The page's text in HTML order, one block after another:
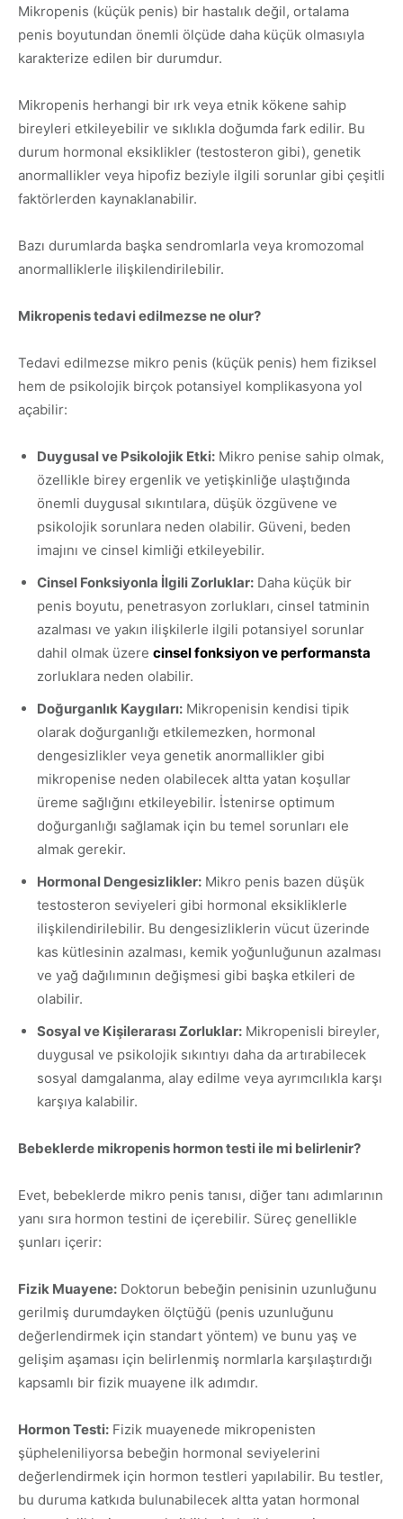
Mikropenis (küçük penis) bir hastalık değil, ortalama
penis boyutundan önemli ölçüde daha küçük olmasıyla
karakterize edilen bir durumdur.
Mikropenis herhangi bir ırk veya etnik kökene sahip
bireyleri etkileyebilir ve sıklıkla doğumda fark edilir. Bu
durum hormonal eksiklikler (testosteron gibi), genetik
anormallikler veya hipofiz beziyle ilgili sorunlar gibi çeşitli
faktörlerden kaynaklanabilir.
Bazı durumlarda başka sendromlarla veya kromozomal
anormalliklerle ilişkilendirilebilir.
Mikropenis tedavi edilmezse ne olur?
Tedavi edilmezse mikro penis (küçük penis) hem fiziksel
hem de psikolojik birçok potansiyel komplikasyona yol
açabilir:
Duygusal ve Psikolojik Etki: Mikro penise sahip olmak,
özellikle birey ergenlik ve yetişkinliğe ulaştığında
önemli duygusal sıkıntılara, düşük özgüvene ve
psikolojik sorunlara neden olabilir. Güveni, beden
imajını ve cinsel kimliği etkileyebilir.
Cinsel Fonksiyonla İlgili Zorluklar: Daha küçük bir
penis boyutu, penetrasyon zorlukları, cinsel tatminin
azalması ve yakın ilişkilerle ilgili potansiyel sorunlar
dahil olmak üzere cinsel fonksiyon ve performansta
zorluklara neden olabilir.
Doğurganlık Kaygıları: Mikropenisin kendisi tipik
olarak doğurganlığı etkilemezken, hormonal
dengesizlikler veya genetik anormallikler gibi
mikropenise neden olabilecek altta yatan koşullar
üreme sağlığını etkileyebilir. İstenirse optimum
doğurganlığı sağlamak için bu temel sorunları ele
almak gerekir.
Hormonal Dengesizlikler: Mikro penis bazen düşük
testosteron seviyeleri gibi hormonal eksikliklerle
ilişkilendirilebilir. Bu dengesizliklerin vücut üzerinde
kas kütlesinin azalması, kemik yoğunluğunun azalması
ve yağ dağılımının değişmesi gibi başka etkileri de
olabilir.
Sosyal ve Kişilerarası Zorluklar: Mikropenisli bireyler,
duygusal ve psikolojik sıkıntıyı daha da artırabilecek
sosyal damgalanma, alay edilme veya ayrımcılıkla karşı
karşıya kalabilir.
Bebeklerde mikropenis hormon testi ile mi belirlenir?
Evet, bebeklerde mikro penis tanısı, diğer tanı adımlarının
yanı sıra hormon testini de içerebilir. Süreç genellikle
şunları içerir:
Fizik Muayene: Doktorun bebeğin penisinin uzunluğunu
gerilmiş durumdayken ölçtüğü (penis uzunluğunu
değerlendirmek için standart yöntem) ve bunu yaş ve
gelişim aşaması için belirlenmiş normlarla karşılaştırdığı
kapsamlı bir fizik muayene ilk adımdır.
Hormon Testi: Fizik muayenede mikropenisten
şüpheleniliyorsa bebeğin hormonal seviyelerini
değerlendirmek için hormon testleri yapılabilir. Bu testler,
bu duruma katkıda bulunabilecek altta yatan hormonal